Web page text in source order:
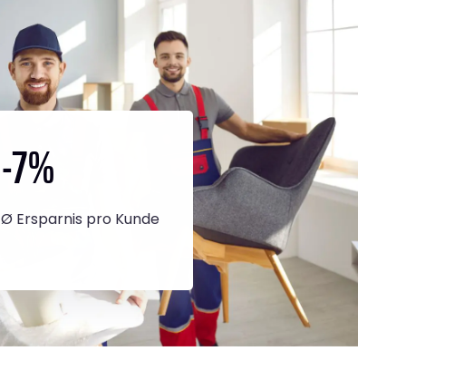
-7%
Ø Ersparnis pro Kunde